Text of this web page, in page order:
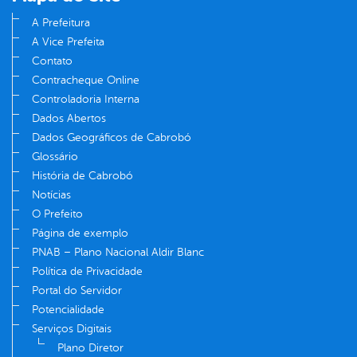
A Prefeitura
A Vice Prefeita
Contato
Contracheque Online
Controladoria Interna
Dados Abertos
Dados Geográficos de Cabrobó
Glossário
História de Cabrobó
Notícias
O Prefeito
Página de exemplo
PNAB – Plano Nacional Aldir Blanc
Política de Privacidade
Portal do Servidor
Potencialidade
Serviços Digitais
Plano Diretor